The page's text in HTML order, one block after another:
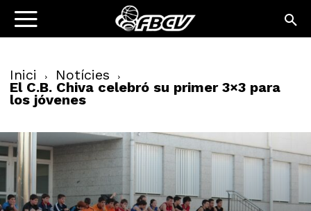
Inici Notícies
El C.B. Chiva celebró su primer 3×3 para
los jóvenes